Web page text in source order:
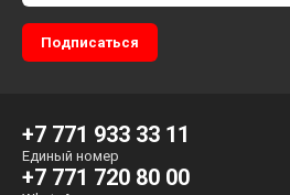
+7 771 933 33 11
Единый номер
+7 771 720 80 00